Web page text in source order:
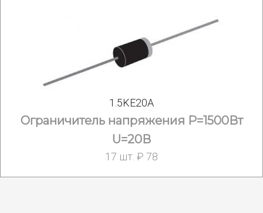
1.5KE20A
Ограничитель напряжения Р=1500Вт
U=20В
17 шт. ₽ 78